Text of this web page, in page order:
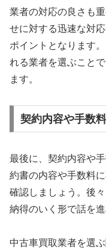
業者の対応の良さも
せに対する迅速な対
ポイントとなります
れる業者を選ぶこと
ます。
契約内容や手数
最後に、契約内容や
約書の内容や手数料
確認しましょう。後
納得のいく形で話を
中古車買取業者を選